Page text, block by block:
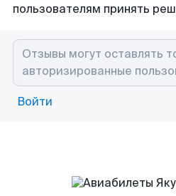
пользователям принять
Войти